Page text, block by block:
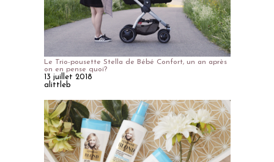
Le Trio-pousette Stella de Bébé Confort, un an après
on en pense quoi?
13 juillet 2018
alittleb